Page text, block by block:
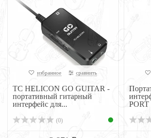
избранное сравнить
TC HELICON GO GUITAR -
портативный гитарный
интерфейс для...
(0)
PORT